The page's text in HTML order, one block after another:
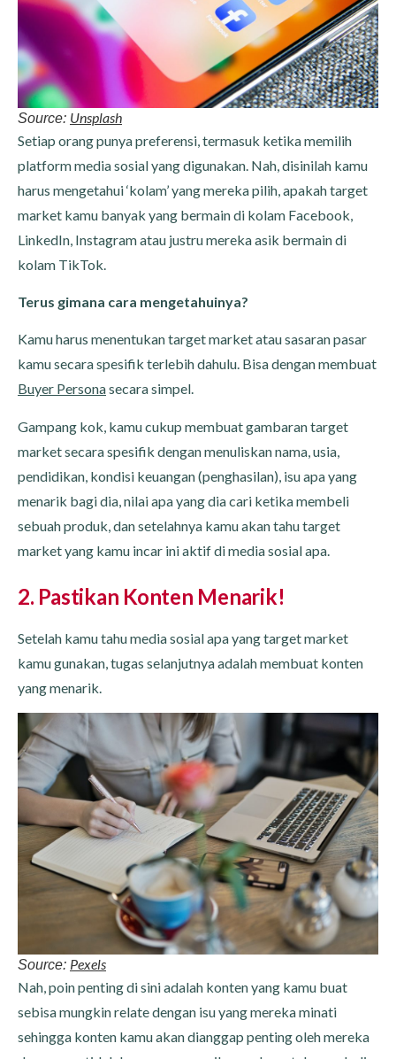
Source: Unsplash
Setiap orang punya preferensi, termasuk ketika memilih
platform media sosial yang digunakan. Nah, disinilah kamu
harus mengetahui ‘kolam’ yang mereka pilih, apakah target
market kamu banyak yang bermain di kolam Facebook,
LinkedIn, Instagram atau justru mereka asik bermain di
kolam TikTok.
Terus gimana cara mengetahuinya?
Kamu harus menentukan target market atau sasaran pasar
kamu secara spesifik terlebih dahulu. Bisa dengan membuat
Buyer Personasecara simpel.
Gampang kok, kamu cukup membuat gambaran target
market secara spesifik dengan menuliskan nama, usia,
pendidikan, kondisi keuangan (penghasilan), isu apa yang
menarik bagi dia, nilai apa yang dia cari ketika membeli
sebuah produk, dan setelahnya kamu akan tahu target
market yang kamu incar ini aktif di media sosial apa.
2. Pastikan Konten Menarik!
Setelah kamu tahu media sosial apa yang target market
kamu gunakan, tugas selanjutnya adalah membuat konten
yang menarik.
Source: Pexels
Nah, poin penting di sini adalah konten yang kamu buat
sebisa mungkin relate dengan isu yang mereka minati
sehingga konten kamu akan dianggap penting oleh mereka